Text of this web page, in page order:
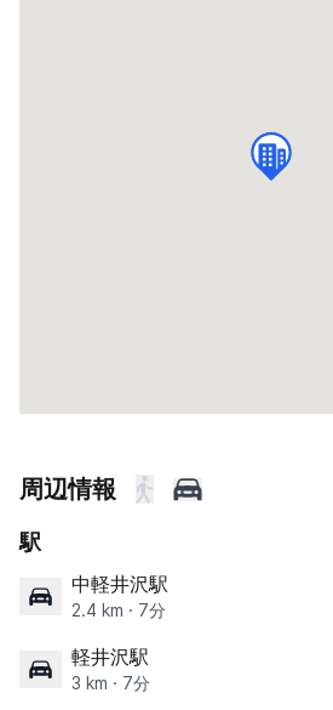
周辺情報
駅
中軽井沢駅
2.4 km · 7分
軽井沢駅
3 km · 7分